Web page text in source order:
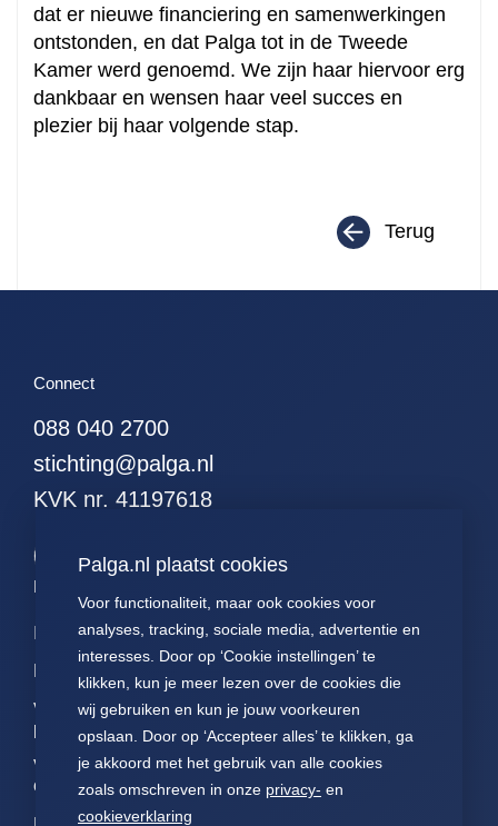
Palga.nl plaatst cookies
Voor functionaliteit, maar ook cookies voor
analyses, tracking, sociale media, advertentie en
interesses. Door op ‘Cookie instellingen’ te
klikken, kun je meer lezen over de cookies die
wij gebruiken en kun je jouw voorkeuren
opslaan. Door op ‘Accepteer alles’ te klikken, ga
je akkoord met het gebruik van alle cookies
zoals omschreven in onze privacy- en
cookieverklaring
Zoeken
dat er nieuwe financiering en samenwerkingen
ontstonden, en dat Palga tot in de Tweede
Kamer werd genoemd. We zijn haar hiervoor erg
dankbaar en wensen haar veel succes en
plezier bij haar volgende stap.
Terug
Connect
088 040 2700
stichting@palga.nl
KVK nr. 41197618
Palga links
Impact
Data
Voor
pathologen
Voor
onderzoekers
Contact
Over ons
FAQ
Nieuws
Presentaties
Voor patiënten
Jaarverslagen
Statuten Palga